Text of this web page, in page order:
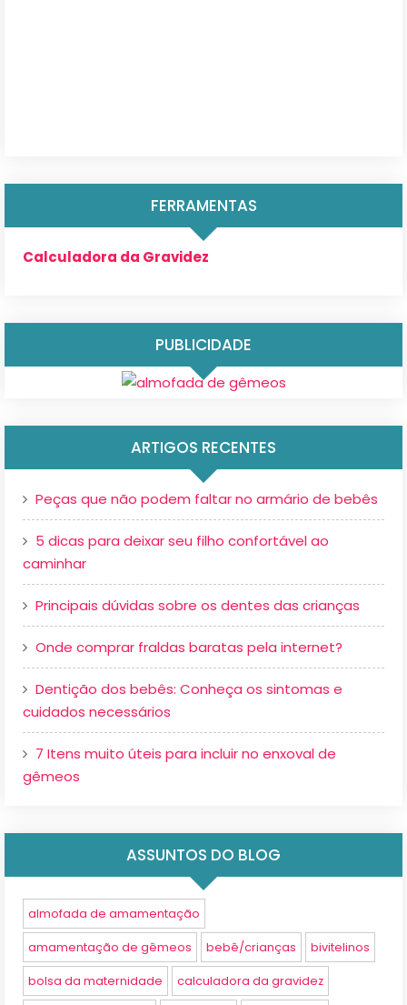
FERRAMENTAS
Calculadora da Gravidez
PUBLICIDADE
ARTIGOS RECENTES
Peças que não podem faltar no armário de bebês
5 dicas para deixar seu filho confortável ao
caminhar
Principais dúvidas sobre os dentes das crianças
Onde comprar fraldas baratas pela internet?
Dentição dos bebês: Conheça os sintomas e
cuidados necessários
7 Itens muito úteis para incluir no enxoval de
gêmeos
ASSUNTOS DO BLOG
almofada de amamentação
amamentação de gêmeos bebê/crianças bivitelinos
bolsa da maternidade calculadora da gravidez